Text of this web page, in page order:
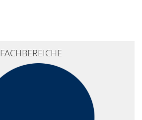
FACHBEREICHE